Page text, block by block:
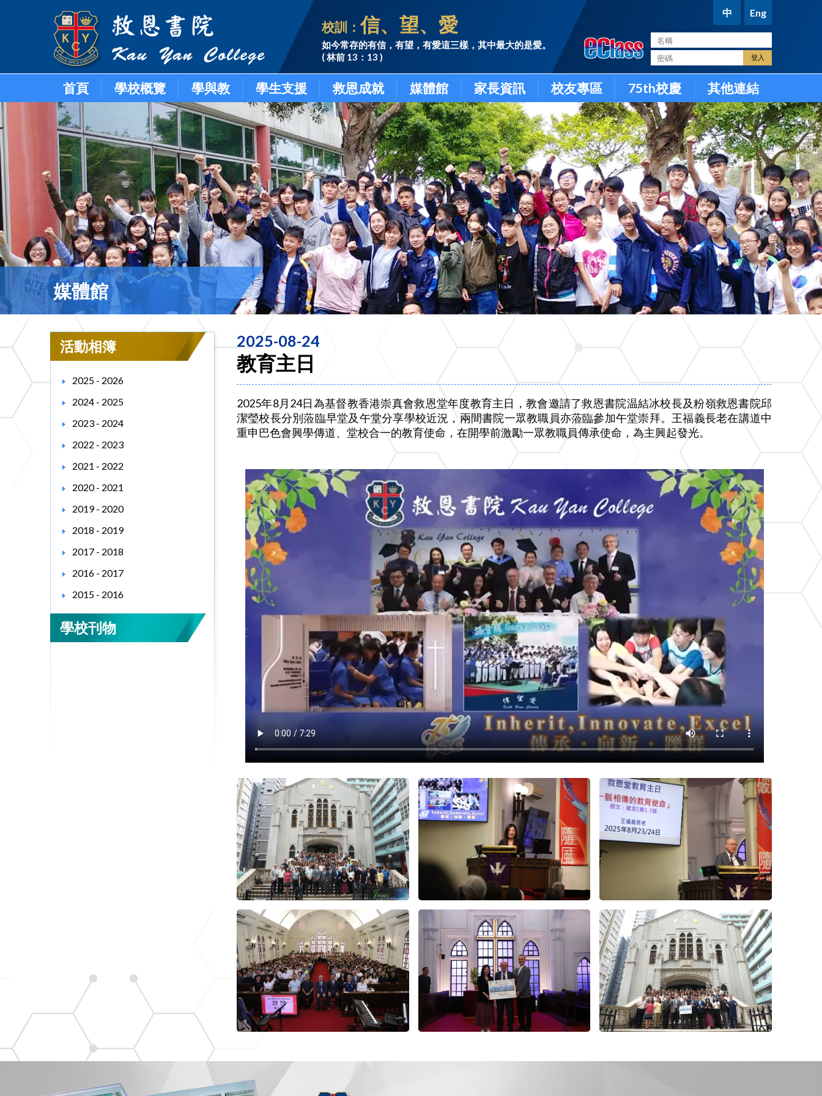
校訓：信、望、愛
如今常存的有信，有望，有愛這三樣，其中最大的是愛。
( 林前 13：13 )
中 Eng
首頁 學校概覽 學與教 學生支援 救恩成就 媒體館 家長資訊 校友專區 75th校慶 其他連結
媒體館
活動相簿
2025 - 2026
2024 - 2025
2023 - 2024
2022 - 2023
2021 - 2022
2020 - 2021
2019 - 2020
2018 - 2019
2017 - 2018
2016 - 2017
2015 - 2016
學校刊物
2025-08-24
教育主日
2025年8月24日為基督教香港崇真會救恩堂年度教育主日，教會邀請了救恩書院温結冰校長及粉嶺救恩書院邱
潔瑩校長分別蒞臨早堂及午堂分享學校近況，兩間書院一眾教職員亦蒞臨參加午堂崇拜。王福義長老在講道中
重申巴色會興學傳道、堂校合一的教育使命，在開學前激勵一眾教職員傳承使命，為主興起發光。